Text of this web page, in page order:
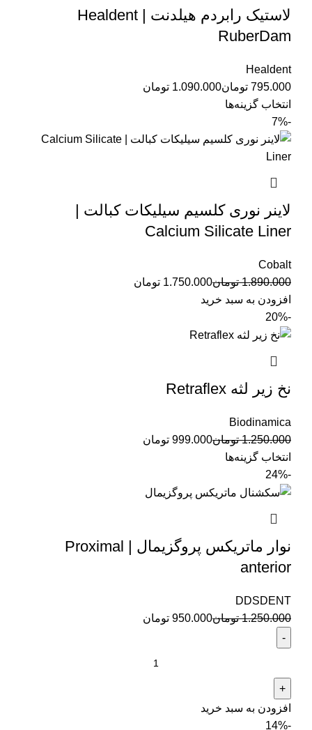
لاستیک رابردم هیلدنت | Healdent
RuberDam
Healdent
تومان
تومان
انتخاب گزینه‌ها
-7%
لاینر نوری کلسیم سیلیکات کبالت |
Calcium Silicate Liner
Cobalt
1.890.000 تومان1.750.000 تومان
افزودن به سبد خرید
-20%
نخ زیر لثه Retraflex
Biodinamica
1.250.000 تومان999.000 تومان
انتخاب گزینه‌ها
-24%
نوار ماتریکس پروگزیمال | Proximal
anterior
DDSDENT
1.250.000 تومان950.000 تومان
افزودن به سبد خرید
-14%